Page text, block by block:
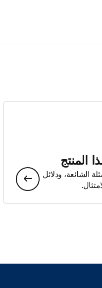
المنتج
الشائعة، ودلائل